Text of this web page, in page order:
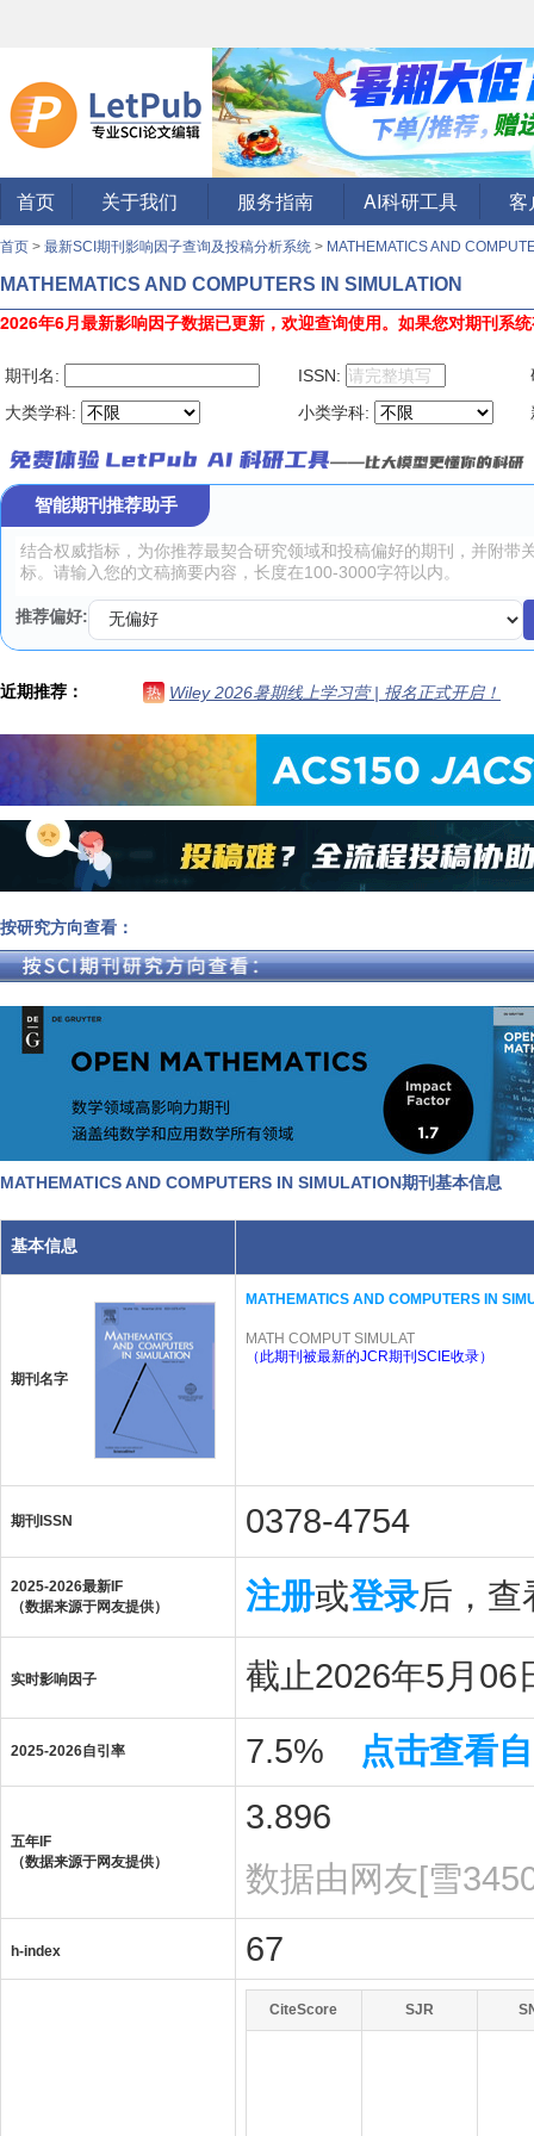
首页 关于我们 服务指南 AI科研工具 客
首页 > 最新SCI期刊影响因子查询及投稿分析系统 > MATHEMATICS AND
MATHEMATICS AND COMPUTERS IN SIMULATION
2026年6月最新影响因子数据已更新，欢迎查询使用。 如果您对期刊系
期刊名: ISSN:
大类学科:
小类学科:
智能期刊推荐助手
推荐偏好:
近期推荐： 热 Wiley 2026暑期线上学习营 | 报名正式开启！
按研究方向查看：
MATHEMATICS AND COMPUTERS IN SIMULATION期刊基本信息
基本信息
期刊名字
MATHEMATICS AND COMPUTERS IN
MATH COMPUT SIMULAT
（此期刊被最新的JCR期刊SCIE收录）
期刊ISSN 0378-4754
2025-2026最新IF
（数据来源于网友提供）
注册或登录后，查
实时影响因子 截止2026年5月06
2025-2026自引率 7.5% 点击查看
五年IF
（数据来源于网友提供）
3.896
数据由网友[雪
h-index 67
CiteScore SJR